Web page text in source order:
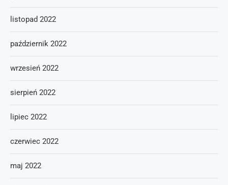
listopad 2022
październik 2022
wrzesień 2022
sierpień 2022
lipiec 2022
czerwiec 2022
maj 2022